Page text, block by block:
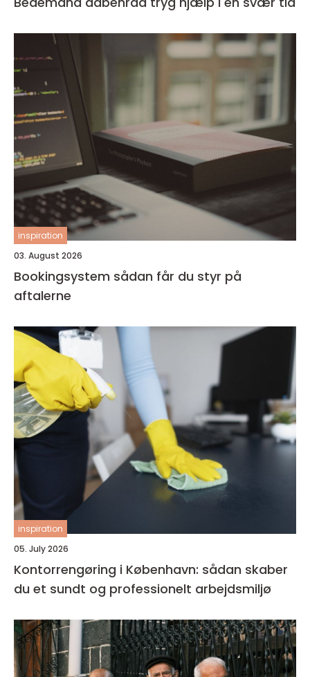
inspiration
03. August 2026
Bookingsystem sådan får du styr på
aftalerne
inspiration
05. July 2026
Kontorrengøring i København: sådan skaber
du et sundt og professionelt arbejdsmiljø